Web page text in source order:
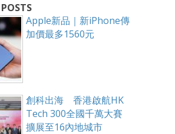
Apple新品｜新iPhone傳
加價最多1560元
創科出海 香港啟航HK
Tech 300全國千萬大賽
擴展至16內地城市